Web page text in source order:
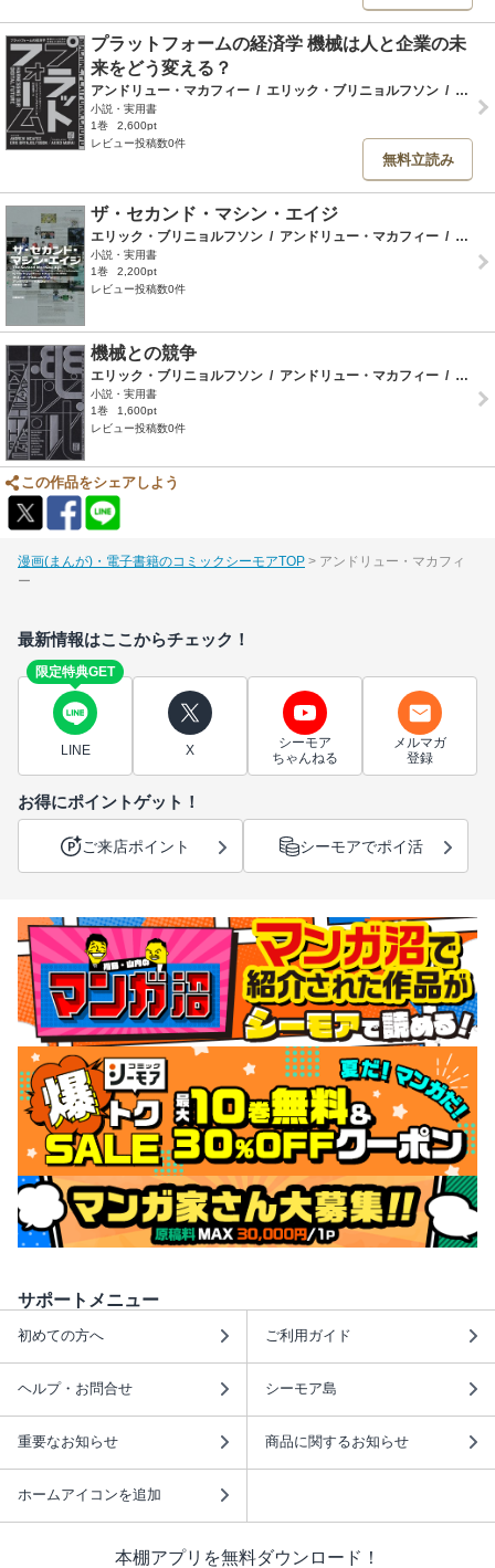
プラットフォームの経済学 機械は人と企業の未
来をどう変える？
アンドリュー・マカフィー / エリック・ブリニョルフソン /
小説・実用書
1巻
2,600pt
レビュー投稿数0件
無料立読み
ザ・セカンド・マシン・エイジ
エリック・ブリニョルフソン / アンドリュー・マカフィー /
小説・実用書
1巻
2,200pt
レビュー投稿数0件
機械との競争
エリック・ブリニョルフソン / アンドリュー・マカフィー /
小説・実用書
1巻
1,600pt
レビュー投稿数0件
この作品をシェアしよう
漫画(まんが)・電子書籍のコミックシーモアTOP
アンドリュー・マカフィ
ー
最新情報はここからチェック！
限定特典GET
LINE X
シーモア
ちゃんねる
メルマガ
登録
お得にポイントゲット！
ご来店ポイント シーモアでポイ活
サポートメニュー
初めての方へ ご利用ガイド
ヘルプ・お問合せ シーモア島
重要なお知らせ 商品に関するお知らせ
ホームアイコンを追加
本棚アプリを無料ダウンロード！